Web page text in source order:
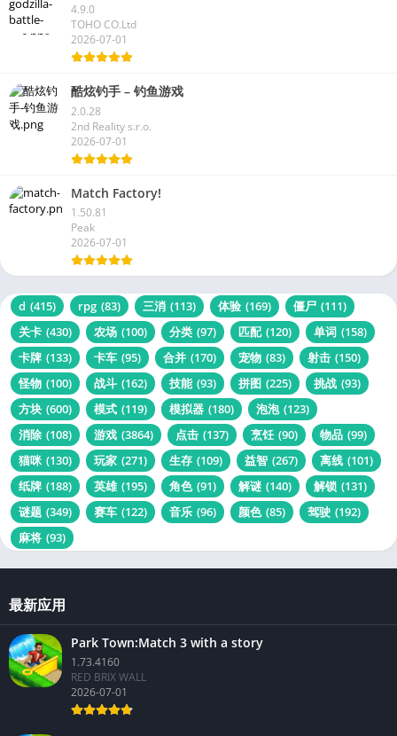
4.9.0
TOHO CO.Ltd
2026-07-01
酷炫钓手 – 钓鱼游戏
2.0.28
2nd Reality s.r.o.
2026-07-01
Match Factory!
1.50.81
Peak
2026-07-01
d (415) rpg (83) 三消 (113) 体验 (169) 僵尸 (111)
关卡 (430) 农场 (100) 分类 (97) 匹配 (120) 单词 (158)
卡牌 (133) 卡车 (95) 合并 (170) 宠物 (83) 射击 (150)
怪物 (100) 战斗 (162) 技能 (93) 拼图 (225) 挑战 (93)
方块 (600) 模式 (119) 模拟器 (180) 泡泡 (123)
消除 (108) 游戏 (3864) 点击 (137) 烹饪 (90) 物品 (99)
猫咪 (130) 玩家 (271) 生存 (109) 益智 (267) 离线 (101)
纸牌 (188) 英雄 (195) 角色 (91) 解谜 (140) 解锁 (131)
谜题 (349) 赛车 (122) 音乐 (96) 颜色 (85) 驾驶 (192)
麻将 (93)
最新应用
Park Town:Match 3 with a story
1.73.4160
RED BRIX WALL
2026-07-01